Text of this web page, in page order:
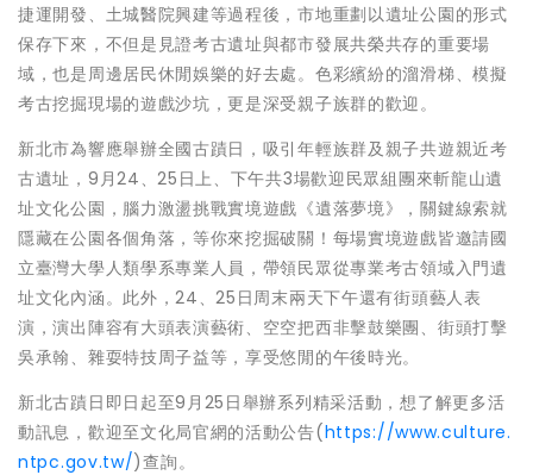
捷運開發、土城醫院興建等過程後，市地重劃以遺址公園的形式
保存下來，不但是見證考古遺址與都市發展共榮共存的重要場
域，也是周邊居民休閒娛樂的好去處。色彩繽紛的溜滑梯、模擬
考古挖掘現場的遊戲沙坑，更是深受親子族群的歡迎。
新北市為響應舉辦全國古蹟日，吸引年輕族群及親子共遊親近考
古遺址，9月24、25日上、下午共3場歡迎民眾組團來斬龍山遺
址文化公園，腦力激盪挑戰實境遊戲《遺落夢境》，關鍵線索就
隱藏在公園各個角落，等你來挖掘破關！每場實境遊戲皆邀請國
立臺灣大學人類學系專業人員，帶領民眾從專業考古領域入門遺
址文化內涵。此外，24、25日周末兩天下午還有街頭藝人表
演，演出陣容有大頭表演藝術、空空把西非擊鼓樂團、街頭打擊
吳承翰、雜耍特技周子益等，享受悠閒的午後時光。
新北古蹟日即日起至9月25日舉辦系列精采活動，想了解更多活
動訊息，歡迎至文化局官網的活動公告(https://www.culture.
ntpc.gov.tw/)查詢。